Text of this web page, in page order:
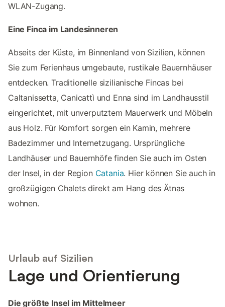
WLAN-Zugang.
Eine Finca im Landesinneren
Abseits der Küste, im Binnenland von Sizilien, können
Sie zum Ferienhaus umgebaute, rustikale Bauernhäuser
entdecken. Traditionelle sizilianische Fincas bei
Caltanissetta, Canicattì und Enna sind im Landhausstil
eingerichtet, mit unverputztem Mauerwerk und Möbeln
aus Holz. Für Komfort sorgen ein Kamin, mehrere
Badezimmer und Internetzugang. Ursprüngliche
Landhäuser und Bauernhöfe finden Sie auch im Osten
der Insel, in der Region Catania. Hier können Sie auch in
großzügigen Chalets direkt am Hang des Ätnas
wohnen.
Urlaub auf Sizilien
Lage und Orientierung
Die größte Insel im Mittelmeer